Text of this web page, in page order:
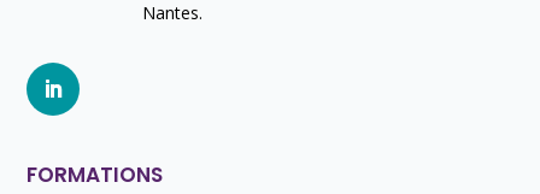
Nantes.
FORMATIONS